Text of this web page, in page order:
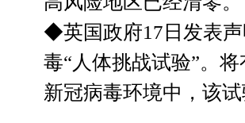
◆英国政府17日发表
毒“人体挑战试验”。
新冠病毒环境中，该